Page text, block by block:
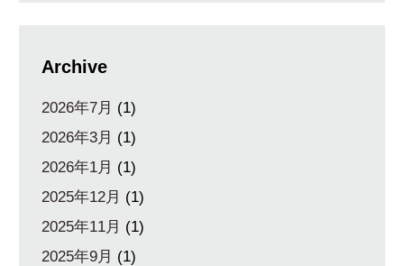
Archive
2026年7月 (1)
2026年3月 (1)
2026年1月 (1)
2025年12月 (1)
2025年11月 (1)
2025年9月 (1)